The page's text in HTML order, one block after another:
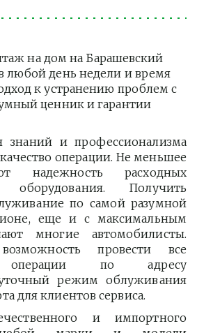
на дом на Барашевский
любой день недели и время
к устранению проблем с
ценник и гарантии
знаний и профессионализма
операции. Не меньшее
надежность расходных
Получить
по самой разумной
еще и с максимальным
многие автомобилисты.
возможность провести все
операции по адресу
режим облуживания
для клиентов сервиса.
и импортного